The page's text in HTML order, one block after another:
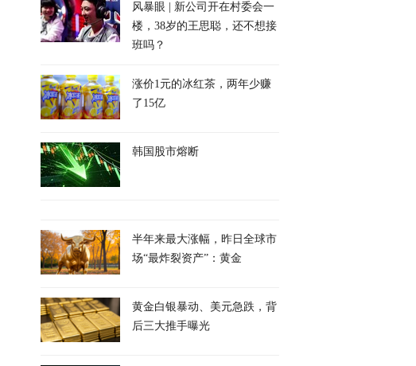
风暴眼 | 新公司开在村委会一
楼，38岁的王思聪，还不想接
班吗？
涨价1元的冰红茶，两年少赚
了15亿
韩国股市熔断
半年来最大涨幅，昨日全球市
场“最炸裂资产”：黄金
黄金白银暴动、美元急跌，背
后三大推手曝光